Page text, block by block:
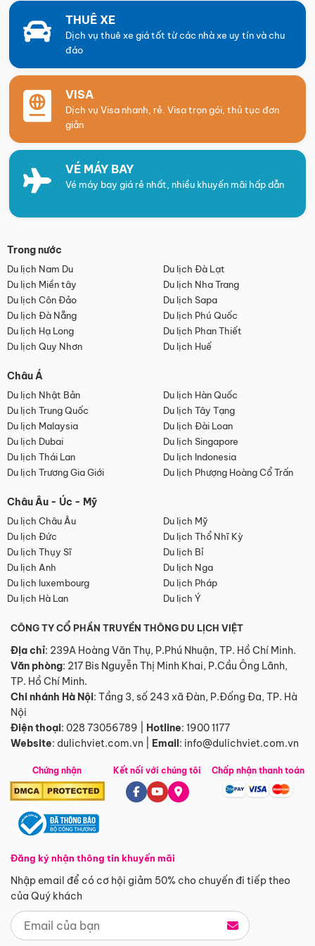
THUÊ XE
Dịch vụ thuê xe giá tốt từ các nhà xe uy tín và chu
đáo
VISA
Dịch vụ Visa nhanh, rẻ. Visa trọn gói, thủ tục đơn
giản
VÉ MÁY BAY
Vé máy bay giá rẻ nhất, nhiều khuyến mãi hấp dẫn
Trong nước
Du lịch Nam Du
Du lịch Đà Lạt
Du lịch Miền tây
Du lịch Nha Trang
Du lịch Côn Đảo
Du lịch Sapa
Du lịch Đà Nẵng
Du lịch Phú Quốc
Du lịch Hạ Long
Du lịch Phan Thiết
Du lịch Quy Nhơn
Du lịch Huế
Châu Á
Du lịch Nhật Bản
Du lịch Hàn Quốc
Du lịch Trung Quốc
Du lịch Tây Tạng
Du lịch Malaysia
Du lịch Đài Loan
Du lịch Dubai
Du lịch Singapore
Du lịch Thái Lan
Du lịch Indonesia
Du lịch Trương Gia Giới
Du lịch Phượng Hoàng Cổ Trấn
Châu Âu - Úc - Mỹ
Du lịch Châu Âu
Du lịch Mỹ
Du lịch Đức
Du lịch Thổ Nhĩ Kỳ
Du lịch Thụy Sĩ
Du lịch Bỉ
Du lịch Anh
Du lịch Nga
Du lịch luxembourg
Du lịch Pháp
Du lịch Hà Lan
Du lịch Ý
CÔNG TY CỔ PHẦN TRUYỀN THÔNG DU LỊCH VIỆT
Địa chỉ: 239A Hoàng Văn Thụ, P.Phú Nhuận, TP. Hồ Chí Minh.
Văn phòng: 217 Bis Nguyễn Thị Minh Khai, P.Cầu Ông Lãnh,
TP. Hồ Chí Minh.
Chi nhánh Hà Nội: Tầng 3, số 243 xã Đàn, P.Đống Đa, TP. Hà
Nội
Điện thoại: 028 73056789 Hotline: 1900 1177
Website: dulichviet.com.vn Email: info@dulichviet.com.vn
Chứng nhận
Đăng ký nhận thông tin khuyến mãi
Nhập email để có cơ hội giảm 50% cho chuyến đi tiếp theo
của Quý khách
Kết nối với chúng tôi Chấp nhận thanh toán